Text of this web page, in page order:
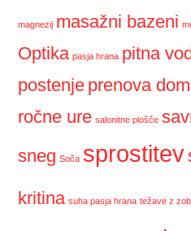
magnezij masažni bazeni
Optika pasja hrana pitna
postenje prenova
ročne ure salonitne plošče
sneg Soča sprostitev
kritina suha pasja hrana težave z